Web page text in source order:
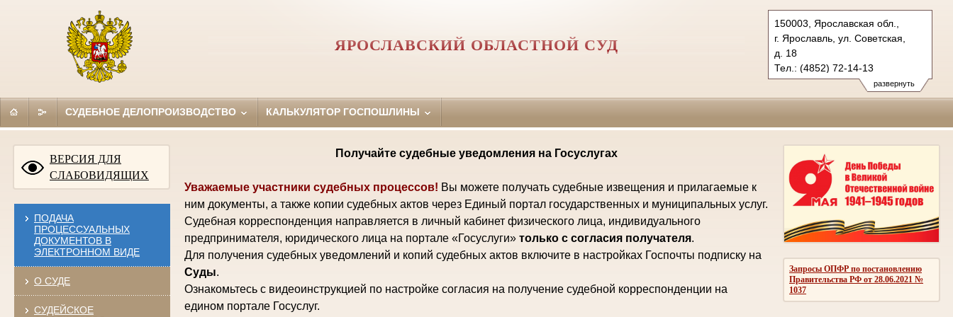
развернуть
150003, Ярославская обл.,
г. Ярославль, ул. Советская,
д. 18
Тел.: (4852) 72-14-13
oblsud.jrs@sudrf.ru
law@law.yar.ru
ЯРОСЛАВСКИЙ ОБЛАСТНОЙ СУД
СУДЕБНОЕ ДЕЛОПРОИЗВОДСТВО КАЛЬКУЛЯТОР ГОСПОШЛИНЫ
ВЕРСИЯ ДЛЯ
СЛАБОВИДЯЩИХ
ПОДАЧА
ПРОЦЕССУАЛЬНЫХ
ДОКУМЕНТОВ В
ЭЛЕКТРОННОМ ВИДЕ
О СУДЕ
СУДЕЙСКОЕ
Запросы ОПФР по постановлению
Правительства РФ от 28.06.2021 №
1037
Получайте судебные уведомления на Госуслугах
Уважаемые участники судебных процессов! Вы можете получать судебные извещения и прилагаемые к
ним документы, а также копии судебных актов через Единый портал государственных и муниципальных услуг.
Судебная корреспонденция направляется в личный кабинет физического лица, индивидуального
предпринимателя, юридического лица на портале «Госуслуги» только с согласия получателя.
Для получения судебных уведомлений и копий судебных актов включите в настройках Госпочты подписку на
Суды.
Ознакомьтесь с видеоинструкцией по настройке согласия на получение судебной корреспонденции на
едином портале Госуслуг.